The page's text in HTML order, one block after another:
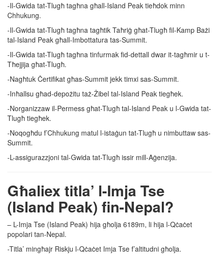
-Il-Gwida tat-Tlugħ tagħna għall-Island Peak tieħdok minn
Chhukung.
-Il-Gwida tat-Tlugħ tagħna tagħtik Taħriġ għat-Tlugħ fil-Kamp Bażi
tal-Island Peak għall-Imbottatura tas-Summit.
-Il-Gwida tat-Tlugħ tagħna tinfurmak fid-dettall dwar it-tagħmir u t-
Tħejjija għat-Tlugħ.
-Nagħtuk Ċertifikat għas-Summit jekk timxi sas-Summit.
-Inħallsu għad-depożitu taż-Żibel tal-Island Peak tiegħek.
-Norganizzaw il-Permess għat-Tlugħ tal-Island Peak u l-Gwida tat-
Tlugħ tiegħek.
-Noqogħdu f’Chhukung matul l-istaġun tat-Tlugħ u nimbuttaw sas-
Summit.
-L-assigurazzjoni tal-Gwida tat-Tlugħ issir mill-Aġenzija.
Għaliex titla’ l-Imja Tse
(Island Peak) fin-Nepal?
– L-Imja Tse (Island Peak) hija għolja 6189m, li hija l-Qċaċet
popolari tan-Nepal.
-Titla’ mingħajr Riskju l-Qċaċet Imja Tse f’altitudni għolja.